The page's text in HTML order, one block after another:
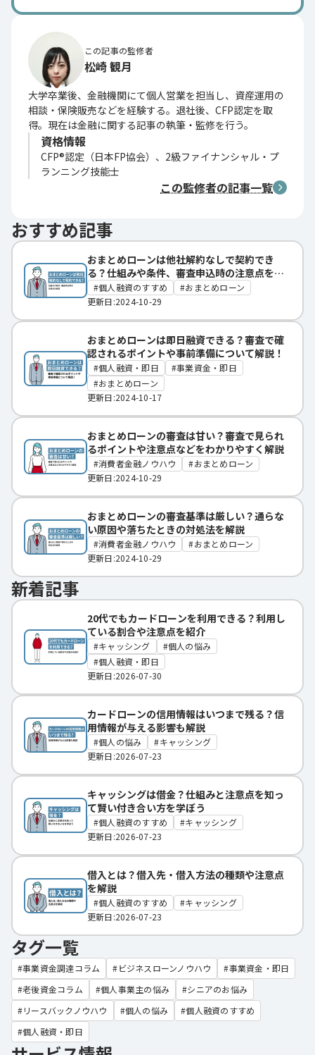
この記事の監修者
松崎 観月
大学卒業後、金融機関にて個人営業を担当し、資産運用の
相談・保険販売などを経験する。退社後、CFP認定を取
得。現在は金融に関する記事の執筆・監修を行う。
資格情報
CFP®認定（日本FP協会）、2級ファイナンシャル・プ
ランニング技能士
この監修者の記事一覧
おすすめ記事
おまとめローンは他社解約なしで契約でき
る？仕組みや条件、審査申込時の注意点を解
説個人融資のすすめ
おまとめローン
更新日:2024-10-29
おまとめローンは即日融資できる？審査で確
認されるポイントや事前準備について解説！
個人融資・即日
事業資金・即日
おまとめローン
更新日:2024-10-17
おまとめローンの審査は甘い？審査で見られ
るポイントや注意点などをわかりやすく解説
消費者金融ノウハウ
おまとめローン
更新日:2024-10-29
おまとめローンの審査基準は厳しい？通らな
い原因や落ちたときの対処法を解説
消費者金融ノウハウ
おまとめローン
更新日:2024-10-29
新着記事
20代でもカードローンを利用できる？利用し
ている割合や注意点を紹介
キャッシング
個人の悩み
個人融資・即日
更新日:2026-07-30
カードローンの信用情報はいつまで残る？信
用情報が与える影響も解説
個人の悩み
キャッシング
更新日:2026-07-23
キャッシングは借金？仕組みと注意点を知っ
て賢い付き合い方を学ぼう
個人融資のすすめ
キャッシング
更新日:2026-07-23
借入とは？借入先・借入方法の種類や注意点
を解説
個人融資のすすめ
キャッシング
更新日:2026-07-23
タグ一覧
事業資金調達コラム ビジネスローンノウハウ
事業資金・即日
老後資金コラム
個人事業主の悩み
シニアのお悩み
リースバックノウハウ
個人の悩み
個人融資のすすめ
個人融資・即日